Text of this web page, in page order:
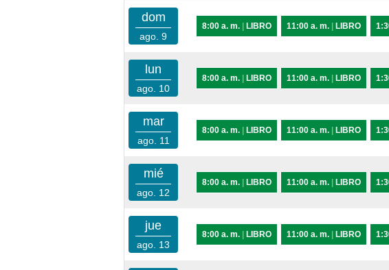
dom
ago. 9
8:00 a. m. LIBRO 11:00 a. m. LIBRO
lun
ago. 10
8:00 a. m. LIBRO 11:00 a. m. LIBRO
mar
ago. 11
8:00 a. m. LIBRO 11:00 a. m. LIBRO
mié
ago. 12
8:00 a. m. LIBRO 11:00 a. m. LIBRO
jue
ago. 13
8:00 a. m. LIBRO 11:00 a. m. LIBRO